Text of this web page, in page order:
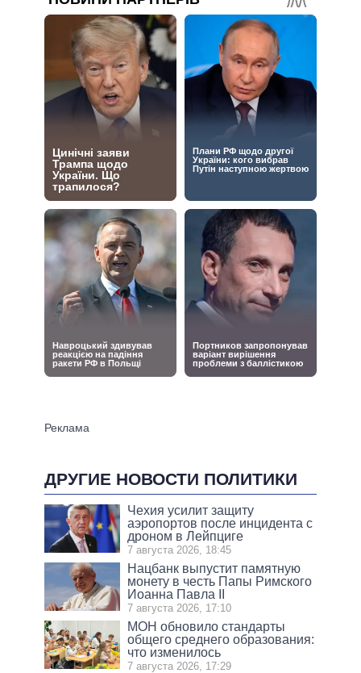
ДРУГИЕ НОВОСТИ ПОЛИТИКИ
Чехия усилит защиту
аэропортов после инцидента с
дроном в Лейпциге
7 августа 2026, 18:45
Нацбанк выпустит памятную
монету в честь Папы Римского
Иоанна Павла II
7 августа 2026, 17:10
МОН обновило стандарты
общего среднего образования:
что изменилось
7 августа 2026, 17:29